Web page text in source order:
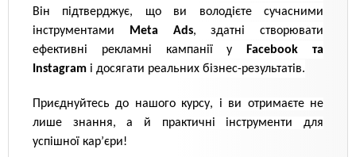
Він підтверджує, що ви володієте сучасними
інструментами
Meta Ads, здатні створювати
ефективні рекламні кампанії у
Facebook та
Instagram і досягати реальних бізнес-результатів.
Приєднуйтесь до нашого курсу, і ви отримаєте не
лише знання, а й практичні інструменти для
успішної кар’єри!